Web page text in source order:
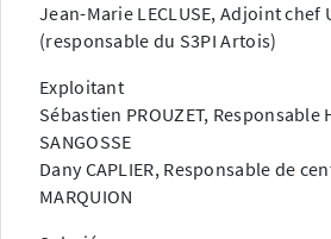
Jean-Marie LECLUSE, Adjoint chef
(responsable du S3PI Artois)
Exploitant
Sébastien PROUZET, Responsable
SANGOSSE
Dany CAPLIER, Responsable de
MARQUION